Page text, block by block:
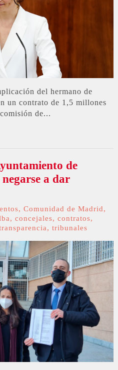
del hermano de
un contrato de 1,5 millones
de...
de
a dar
, Comunidad de Madrid,
, concejales, contratos,
, tribunales